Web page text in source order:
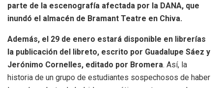
parte de la escenografía afectada por la DANA, que
inundó el almacén de Bramant Teatre en Chiva.
Además, el 29 de enero estará disponible en librerías
la publicación del libreto, escrito por Guadalupe Sáez y
Jerónimo Cornelles, editado por Bromera. Así, la
historia de un grupo de estudiantes sospechosos de haber